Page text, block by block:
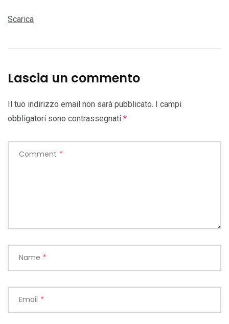
Scarica
Lascia un commento
Il tuo indirizzo email non sarà pubblicato. I campi
obbligatori sono contrassegnati *
Comment *
Name *
Email *